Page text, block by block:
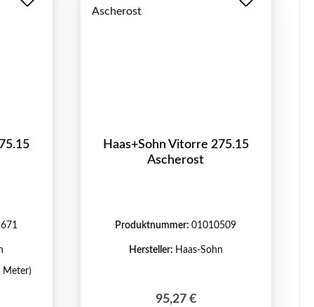
Meter)
Haas+Sohn Vitorre 275.15
Ascherost
Produktnummer:01010509
Hersteller: Haas-Sohn
Regulärer Preis:
95,27 €